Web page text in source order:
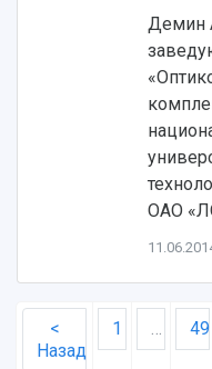
Демин
ОАО
<
Назад
1 … 49